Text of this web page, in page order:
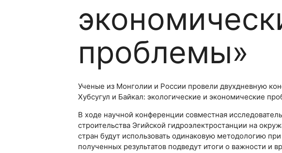
проблемы»
Ученые из Монголии и России провели двухдневную
Хубсугул и Байкал: экологические и экономические
В ходе научной конференции совместная
строительства Эгийской гидроэлектростанции на
стран будут использовать одинаковую методологию
полученных результатов подведут итоги о важности и